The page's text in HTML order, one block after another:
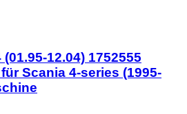
12.04) 1752555
Scania 4-series (1995-